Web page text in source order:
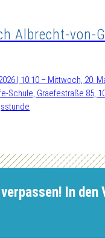
Albrecht-von-
| 10:10 – Mittwoch, 20.
Schule, Graefestraße 85,
In den